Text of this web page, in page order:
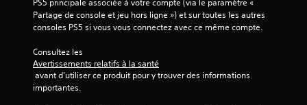
s
Partage de console et jeu hors ligne ») et sur toutes les autres
consoles PS5 si vous vous connectez avec ce même compte.
Consultez les
Avertissements relatifs à la santé
importantes.